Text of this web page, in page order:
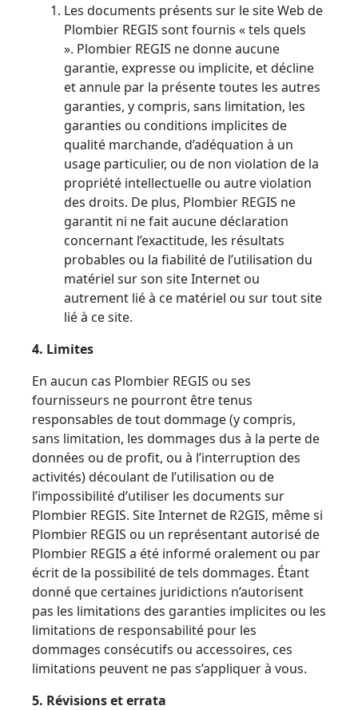
Les documents présents sur le site Web de
Plombier REGIS sont fournis « tels quels
». Plombier REGIS ne donne aucune
garantie, expresse ou implicite, et décline
et annule par la présente toutes les autres
garanties, y compris, sans limitation, les
garanties ou conditions implicites de
qualité marchande, d’adéquation à un
usage particulier, ou de non violation de la
propriété intellectuelle ou autre violation
des droits. De plus, Plombier REGIS ne
garantit ni ne fait aucune déclaration
concernant l’exactitude, les résultats
probables ou la fiabilité de l’utilisation du
matériel sur son site Internet ou
autrement lié à ce matériel ou sur tout site
lié à ce site.
4. Limites
En aucun cas Plombier REGIS ou ses
fournisseurs ne pourront être tenus
responsables de tout dommage (y compris,
sans limitation, les dommages dus à la perte de
données ou de profit, ou à l’interruption des
activités) découlant de l’utilisation ou de
l’impossibilité d’utiliser les documents sur
Plombier REGIS. Site Internet de R2GIS, même si
Plombier REGIS ou un représentant autorisé de
Plombier REGIS a été informé oralement ou par
écrit de la possibilité de tels dommages. Étant
donné que certaines juridictions n’autorisent
pas les limitations des garanties implicites ou les
limitations de responsabilité pour les
dommages consécutifs ou accessoires, ces
limitations peuvent ne pas s’appliquer à vous.
5. Révisions et errata